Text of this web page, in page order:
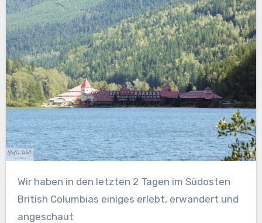
Wir haben in den letzten 2 Tagen im Südosten
British Columbias einiges erlebt, erwandert und
angeschaut